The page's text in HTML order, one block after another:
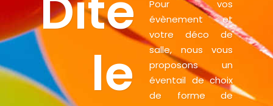
le
Pour vos
évènement et
votre déco de
salle, nous vous
proposons un
éventail de choix
de forme de